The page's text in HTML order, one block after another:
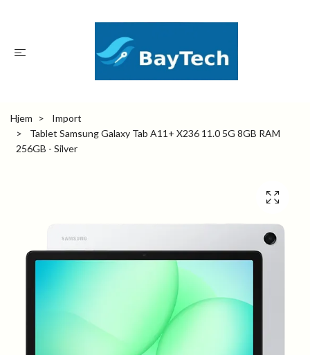
Hjem
Import
Tablet Samsung Galaxy Tab A11+ X236 11.0 5G 8GB RAM
256GB - Silver